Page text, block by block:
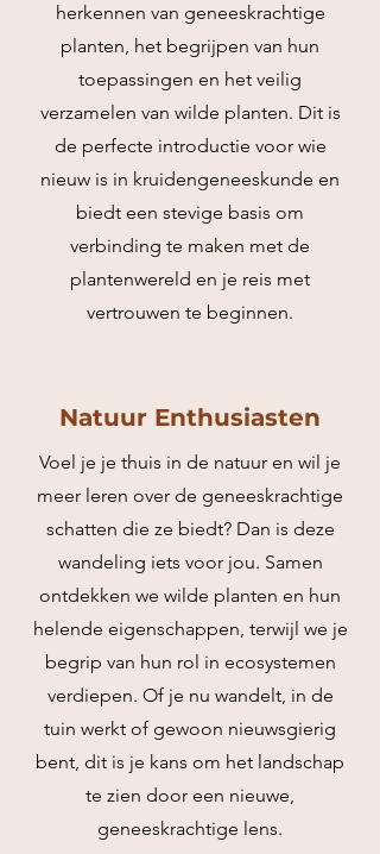
herkennen van geneeskrachtige
planten, het begrijpen van hun
toepassingen en het veilig
verzamelen van wilde planten. Dit is
de perfecte introductie voor wie
nieuw is in kruidengeneeskunde en
biedt een stevige basis om
verbinding te maken met de
plantenwereld en je reis met
vertrouwen te beginnen.
Natuur Enthusiasten
Voel je je thuis in de natuur en wil je
meer leren over de geneeskrachtige
schatten die ze biedt? Dan is deze
wandeling iets voor jou. Samen
ontdekken we wilde planten en hun
helende eigenschappen, terwijl we je
begrip van hun rol in ecosystemen
verdiepen. Of je nu wandelt, in de
tuin werkt of gewoon nieuwsgierig
bent, dit is je kans om het landschap
te zien door een nieuwe,
geneeskrachtige lens.